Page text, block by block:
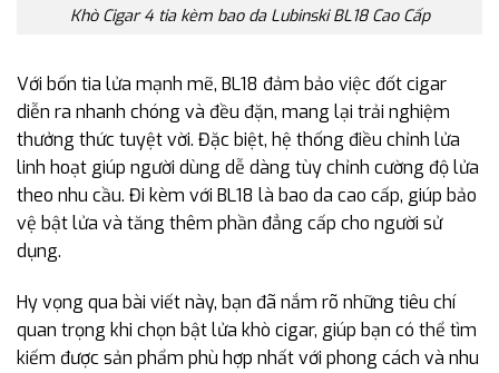
Khò Cigar 4 tia kèm bao da Lubinski BL18 Cao Cấp
Với bốn tia lửa mạnh mẽ, BL18 đảm bảo việc đốt cigar
diễn ra nhanh chóng và đều đặn, mang lại trải nghiệm
thưởng thức tuyệt vời. Đặc biệt, hệ thống điều chỉnh lửa
linh hoạt giúp người dùng dễ dàng tùy chỉnh cường độ lửa
theo nhu cầu. Đi kèm với BL18 là bao da cao cấp, giúp bảo
vệ bật lửa và tăng thêm phần đẳng cấp cho người sử
dụng.
Hy vọng qua bài viết này, bạn đã nắm rõ những tiêu chí
quan trọng khi chọn bật lửa khò cigar, giúp bạn có thể tìm
kiếm được sản phẩm phù hợp nhất với phong cách và nhu